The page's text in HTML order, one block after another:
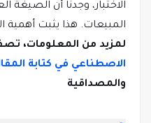
الاختبار، وجدنا أن
المبيعات. هذا يثبت أهمية
لمزيد من المعلومات،
الاصطناعي في كتابة
والمصداقية